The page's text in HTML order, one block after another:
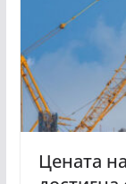
Цената